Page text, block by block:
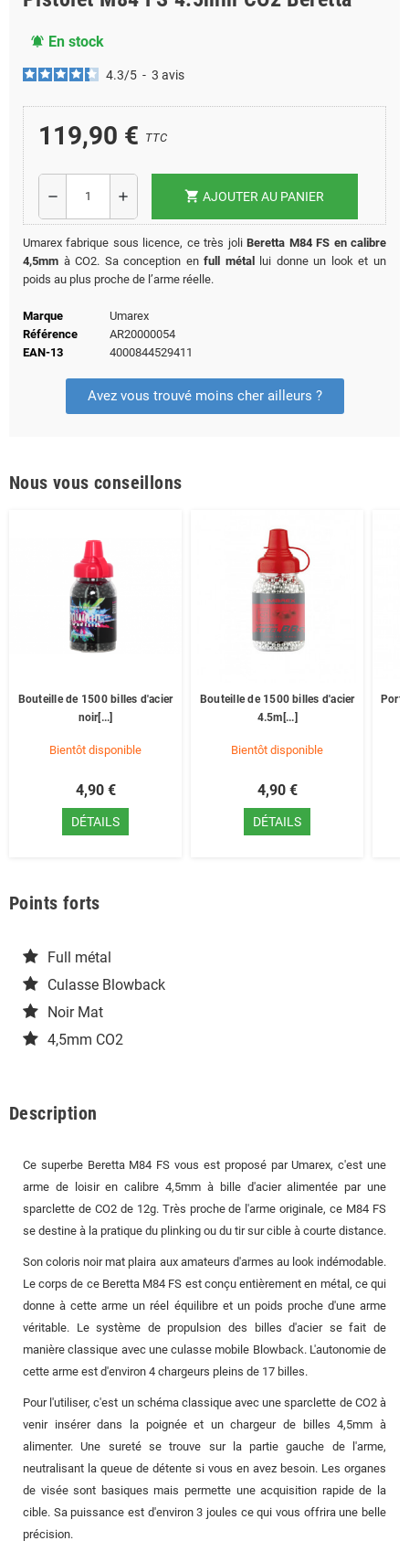
notifications_active En stock
4.3/5 - 3 avis
119,90 € TTC
remove add shopping_cart AJOUTER AU PANIER
Umarex fabrique sous licence, ce très joliBeretta M84 FS en calibre
4,5mm à CO2. Sa conception enfull métal
lui donne un look et un
poids au plus proche de l’arme réelle.
Marque
Umarex
Référence
AR20000054
EAN-13
4000844529411
Avez vous trouvé moins cher ailleurs ?
Nous vous conseillons
Bouteille de 1500 billes d'acier
noir[...]
Bientôt disponible
4,90 €
DÉTAILS
Bouteille de 1500 billes d'acier
4.5m[...]
Bientôt disponible
4,90 €
DÉTAILS
Points forts
Full métal
Culasse Blowback
Noir Mat
4,5mm CO2
Description
Ce superbe Beretta M84 FS vous est proposé par Umarex, c'est une
arme de loisir en calibre 4,5mm à bille d'acier alimentée par une
sparclette de CO2 de 12g. Très proche de l'arme originale, ce M84 FS
se destine à la pratique du plinking ou du tir sur cible à courte distance.
Son coloris noir mat plaira aux amateurs d'armes au look indémodable.
Le corps de ce Beretta M84 FS est conçu entièrement en métal, ce qui
donne à cette arme un réel équilibre et un poids proche d'une arme
véritable. Le système de propulsion des billes d'acier se fait de
manière classique avec une culasse mobile Blowback. L'autonomie de
cette arme est d'environ 4 chargeurs pleins de 17 billes.
Pour l'utiliser, c'est un schéma classique avec une sparclette de CO2 à
venir insérer dans la poignée et un chargeur de billes 4,5mm à
alimenter. Une sureté se trouve sur la partie gauche de l'arme,
neutralisant la queue de détente si vous en avez besoin. Les organes
de visée sont basiques mais permette une acquisition rapide de la
cible. Sa puissance est d'environ 3 joules ce qui vous offrira une belle
précision.